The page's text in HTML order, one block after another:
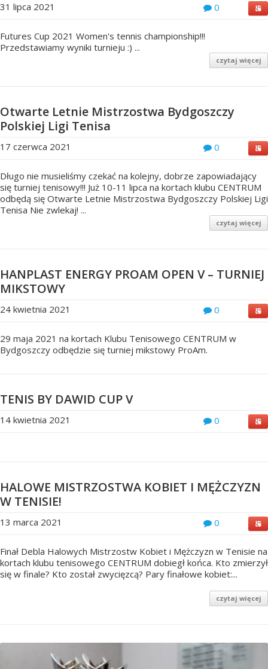
0
31 lipca 2021
Futures Cup 2021 Women's tennis championship!!!
Przedstawiamy wyniki turnieju :) ...
czytaj więcej
Otwarte Letnie Mistrzostwa Bydgoszczy
Polskiej Ligi Tenisa
0
17 czerwca 2021
Długo nie musieliśmy czekać na kolejny, dobrze zapowiadający
się turniej tenisowy!!! Już 10-11 lipca na kortach klubu CENTRUM
odbędą się Otwarte Letnie Mistrzostwa Bydgoszczy Polskiej Ligi
Tenisa Nie zwlekaj! ...
czytaj więcej
HANPLAST ENERGY PROAM OPEN V – TURNIEJ
MIKSTOWY
0
24 kwietnia 2021
29 maja 2021 na kortach Klubu Tenisowego CENTRUM w
Bydgoszczy odbędzie się turniej mikstowy ProAm.
TENIS BY DAWID CUP V
0
14 kwietnia 2021
HALOWE MISTRZOSTWA KOBIET I MĘŻCZYZN
W TENISIE!
0
13 marca 2021
Finał Debla Halowych Mistrzostw Kobiet i Mężczyzn w Tenisie na
kortach klubu tenisowego CENTRUM dobiegł końca. Kto zmierzył
się w finale? Kto został zwycięzcą? Pary finałowe kobiet:...
czytaj więcej